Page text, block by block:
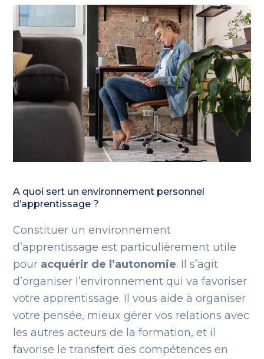
A quoi sert un environnement personnel
d’apprentissage ?
Constituer un environnement
d’apprentissage est particulièrement utile
pour acquérir de l’autonomie. Il s’agit
d’organiser l’environnement qui va favoriser
votre apprentissage. Il vous aide à organiser
votre pensée, mieux gérer vos relations avec
les autres acteurs de la formation, et il
favorise le transfert des compétences en